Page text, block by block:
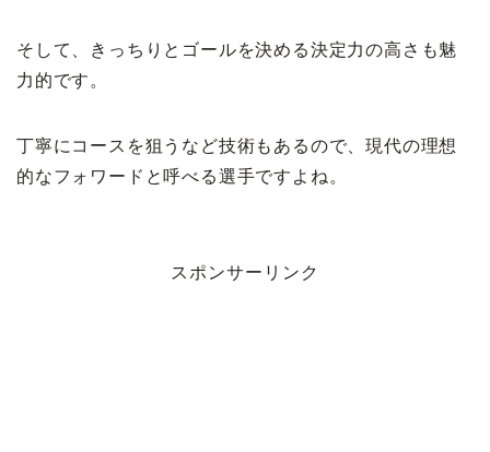
そして、きっちりとゴールを決める決定力の高さも魅
力的です。
丁寧にコースを狙うなど技術もあるので、現代の理想
的なフォワードと呼べる選手ですよね。
スポンサーリンク